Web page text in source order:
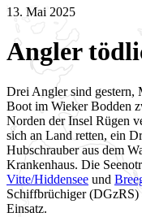
13. Mai 2025
Angler
Drei Angler sind gestern,
Boot im Wieker Bodden
Norden der Insel Rügen
sich an Land retten, ein
Hubschrauber aus dem
Krankenhaus. Die
Vitte/Hiddensee und
Schiffbrüchiger (DGzRS)
Einsatz.